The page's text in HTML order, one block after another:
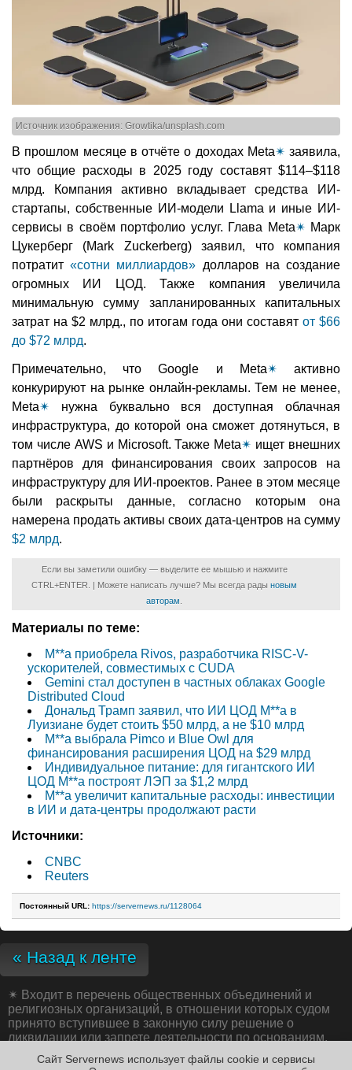
Источник изображения: Growtika/unsplash.com
В прошлом месяце в отчёте о доходах Meta✴ заявила,
что общие расходы в 2025 году составят $114–$118
млрд. Компания активно вкладывает средства ИИ-
стартапы, собственные ИИ-модели Llama и иные ИИ-
сервисы в своём портфолио услуг. Глава Meta✴ Марк
Цукерберг (Mark Zuckerberg) заявил, что компания
потратит«сотни миллиардов» долларов на создание
огромных ИИ ЦОД. Также компания увеличила
минимальную сумму запланированных капитальных
затрат на $2 млрд., по итогам года они составят от $66
до $72 млрд.
Примечательно, что Google и Meta✴ активно
конкурируют на рынке онлайн-рекламы. Тем не менее,
Meta✴ нужна буквально вся доступная облачная
инфраструктура, до которой она сможет дотянуться, в
том числе AWS и Microsoft. Также Meta✴ ищет внешних
партнёров для финансирования своих запросов на
инфраструктуру для ИИ-проектов. Ранее в этом месяце
были раскрыты данные, согласно которым она
намерена продать активы своих дата-центров на сумму
$2 млрд.
Если вы заметили ошибку — выделите ее мышью и нажмите
CTRL+ENTER. | Можете написать лучше? Мы всегда рады новым
авторам
Материалы по теме:
M**a приобрела Rivos, разработчика RISC-V-
ускорителей, совместимых с CUDA
Gemini стал доступен в частных облаках Google
Distributed Cloud
Дональд Трамп заявил, что ИИ ЦОД M**a в
Луизиане будет стоить $50 млрд, а не $10 млрд
M**a выбрала Pimco и Blue Owl для
финансирования расширения ЦОД на $29 млрд
Индивидуальное питание: для гигантского ИИ
ЦОД M**a построят ЛЭП за $1,2 млрд
M**a увеличит капитальные расходы: инвестиции
в ИИ и дата-центры продолжают расти
Источники:
CNBC
Reuters
Постоянный URL: https://servernews.ru/1128064
« Назад к ленте
✴ Входит в перечень общественных объединений и
религиозных организаций, в отношении которых судом
принято вступившее в законную силу решение о
ликвидации или запрете деятельности по основаниям,
№ 114-ФЗ «О противодействии экстремистской
Сайт Servernews использует файлы cookie и сервисы